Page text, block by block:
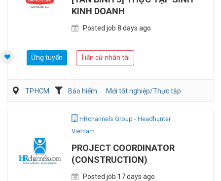
KINH DOANH
Posted job 8 days ago
Ứng tuyển Tiến cử nhân tài
TP.HCM Bảo hiểm
Mới tốt nghiệp/Thực tập
HRchannels Group - Headhunter
Vietnam
PROJECT COORDINATOR
(CONSTRUCTION)
Posted job 17 days ago